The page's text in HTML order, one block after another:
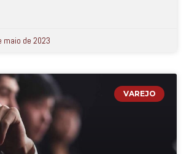
maio de 2023
VAREJO